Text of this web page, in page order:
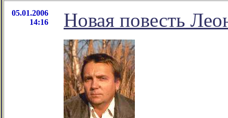
05.01.2006
14:16
Новая повесть